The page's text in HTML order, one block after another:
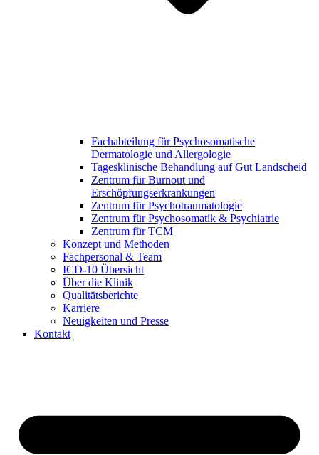
Fachabteilung für Psychosomatische
Dermatologie und Allergologie
Tagesklinische Behandlung auf Gut Landscheid
Zentrum für Burnout und
Erschöpfungserkrankungen
Zentrum für Psychotraumatologie
Zentrum für Psychosomatik & Psychiatrie
Zentrum für TCM
Konzept und Methoden
Fachpersonal & Team
ICD-10 Übersicht
Über die Klinik
Qualitätsberichte
Karriere
Neuigkeiten und Presse​
Kontakt